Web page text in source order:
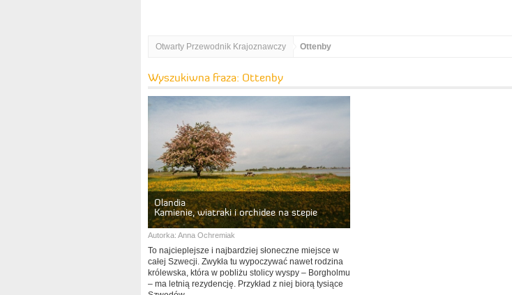
Otwarty Przewodnik Krajoznawczy Ottenby
Wyszukiwna fraza: Ottenby
Olandia
Kamienie, wiatraki i orchidee na stepie
Autorka: Anna Ochremiak
To najcieplejsze i najbardziej słoneczne miejsce w
całej Szwecji. Zwykła tu wypoczywać nawet rodzina
królewska, która w pobliżu stolicy wyspy – Borgholmu
– ma letnią rezydencję. Przykład z niej biorą tysiące